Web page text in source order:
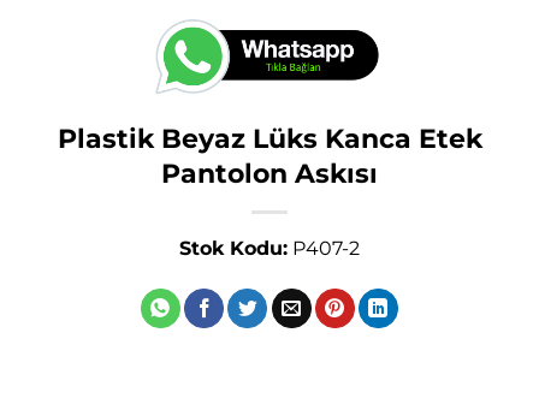
Plastik Beyaz Lüks Kanca Etek
Pantolon Askısı
Stok Kodu: P407-2